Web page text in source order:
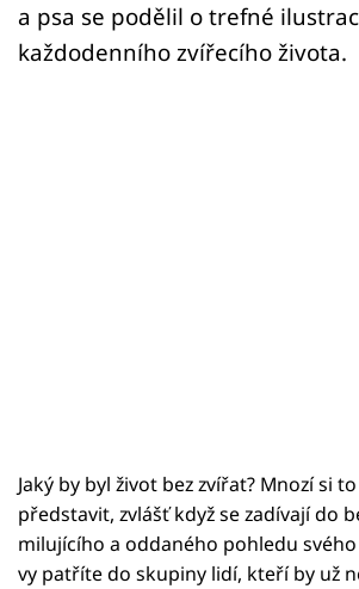
a psa se podělil o trefné
každodenního zvířecího života.
Jaký by byl život bez zvířat? Mnozí si
představit, zvlášť když se zadívají do
milujícího a oddaného pohledu svého
vy patříte do skupiny lidí, kteří by už